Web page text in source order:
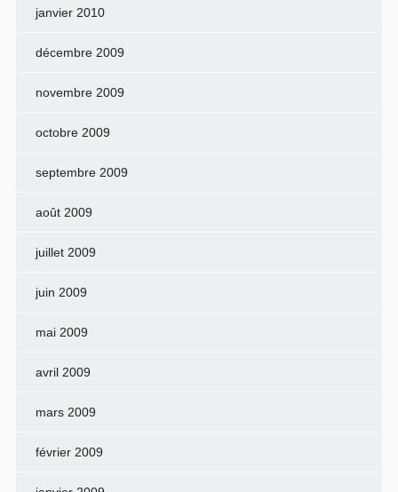
janvier 2010
décembre 2009
novembre 2009
octobre 2009
septembre 2009
août 2009
juillet 2009
juin 2009
mai 2009
avril 2009
mars 2009
février 2009